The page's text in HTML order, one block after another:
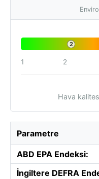
2
1 2
Hava
Parametre
ABD EPA Endeksi:
İngiltere DEFRA